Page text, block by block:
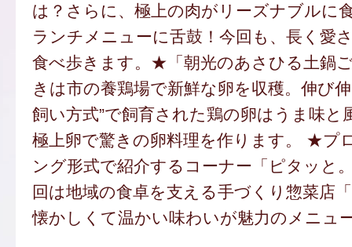
は？さらに、極上の肉がリーズナブルに
ランチメニューに舌鼓！今回も、長く愛
食べ歩きます。★「朝光のあさひる土鍋
きは市の養鶏場で新鮮な卵を収穫。伸び
飼い方式”で飼育された鶏の卵はうま味と
極上卵で驚きの卵料理を作ります。 ★プ
ング形式で紹介するコーナー「ピタッと
回は地域の食卓を支える手づくり惣菜店
懐かしくて温かい味わいが魅力のメニュ